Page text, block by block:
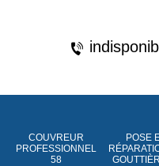
COUVREUR
PROFESSIONNEL
58
POSE